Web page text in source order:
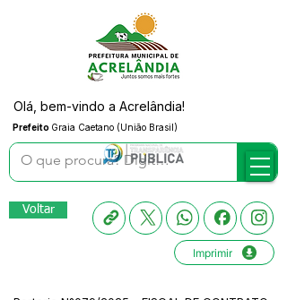
Prefeito Graia Caetano (União Brasil)
Olá, bem-vindo a Acrelândia!
Voltar
Imprimir